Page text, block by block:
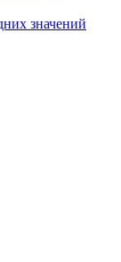
значений